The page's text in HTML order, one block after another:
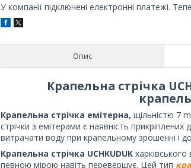
У компанії підключені електронні платежі.
Опис
Крапельна стрічка
Крапельна стрічка емітерна, щільністю 7
стрічки з емітерами є наявність
витрачати воду при крапельному зрошенні і
Крапельна стрічка UCHKUDUK
певною мірою навіть перевершує. Цей тип